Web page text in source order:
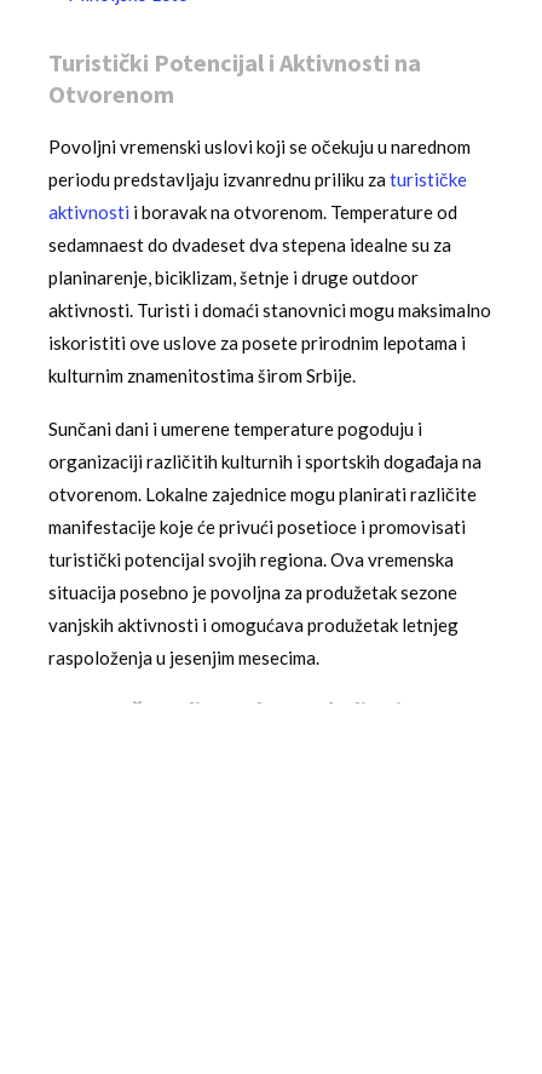
Turistički Potencijal i Aktivnosti na
Otvorenom
Povoljni vremenski uslovi koji se očekuju u narednom
periodu predstavljaju izvanrednu priliku zaturističke
aktivnosti i boravak na otvorenom. Temperature od
sedamnaest do dvadeset dva stepena idealne su za
planinarenje, biciklizam, šetnje i druge outdoor
aktivnosti. Turisti i domaći stanovnici mogu maksimalno
iskoristiti ove uslove za posete prirodnim lepotama i
kulturnim znamenitostima širom Srbije.
Sunčani dani i umerene temperature pogoduju i
organizaciji različitih kulturnih i sportskih događaja na
otvorenom. Lokalne zajednice mogu planirati različite
manifestacije koje će privući posetioce i promovisati
turistički potencijal svojih regiona. Ova vremenska
situacija posebno je povoljna za produžetak sezone
vanjskih aktivnosti i omogućava produžetak letnjeg
raspoloženja u jesenjim mesecima.
Dugoročne Klimatske Posledice i